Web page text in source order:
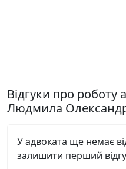
Відгуки про роботу
Людмила
У адвоката ще немає
залишити перший